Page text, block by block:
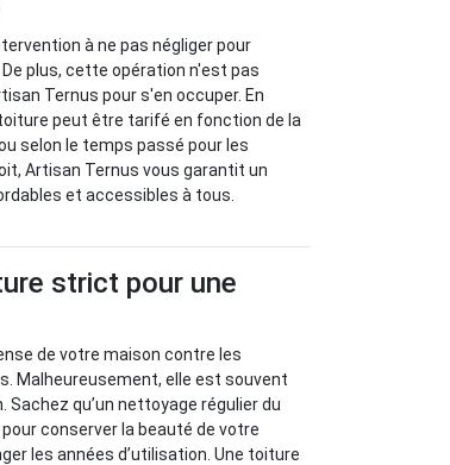
à ne pas négliger pour
plus, cette opération n'est pas
Ternus pour s'en occuper. En
peut être tarifé en fonction de la
selon le temps passé pour les
Artisan Ternus vous garantit un
et accessibles à tous.
strict pour une
de votre maison contre les
Malheureusement, elle est souvent
Sachez qu’un nettoyage régulier du
conserver la beauté de votre
les années d’utilisation. Une toiture